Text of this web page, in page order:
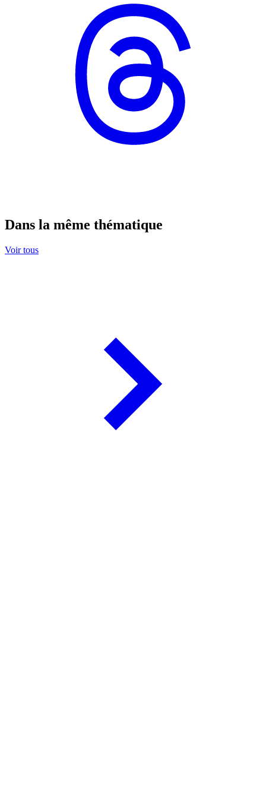
Dans la même thématique
Voir tous